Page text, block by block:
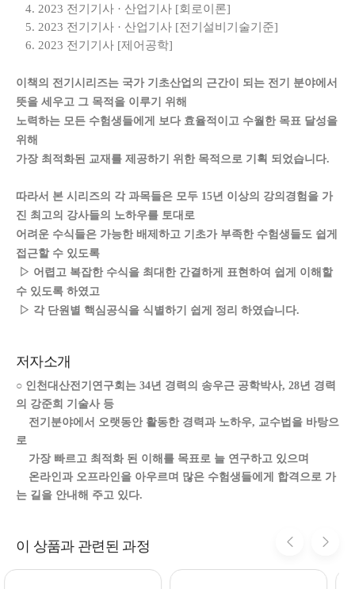
4. 2023 전기기사 · 산업기사 [회로이론]
5. 2023 전기기사 · 산업기사 [전기설비기술기준]
6. 2023 전기기사 [제어공학]
이책의 전기시리즈는 국가 기초산업의 근간이 되는 전기 분야에서
뜻을 세우고 그 목적을 이루기 위해
노력하는 모든 수험생들에게 보다 효율적이고 수월한 목표 달성을
위해
가장 최적화된 교재를 제공하기 위한 목적으로 기획 되었습니다.
따라서 본 시리즈의 각 과목들은 모두 15년 이상의 강의경험을 가
진 최고의 강사들의 노하우를 토대로
어려운 수식들은 가능한 배제하고 기초가 부족한 수험생들도 쉽게
접근할 수 있도록
▷ 어렵고 복잡한 수식을 최대한 간결하게 표현하여 쉽게 이해할
수 있도록 하였고
▷ 각 단원별 핵심공식을 식별하기 쉽게 정리 하였습니다.
저자소개
○ 인천대산전기연구회는 34년 경력의 송우근 공학박사, 28년 경력
의 강준희 기술사 등
전기분야에서 오랫동안 활동한 경력과 노하우, 교수법을 바탕으
로
가장 빠르고 최적화 된 이해를 목표로 늘 연구하고 있으며
온라인과 오프라인을 아우르며 많은 수험생들에게 합격으로 가
는 길을 안내해 주고 있다.
이 상품과 관련된 과정